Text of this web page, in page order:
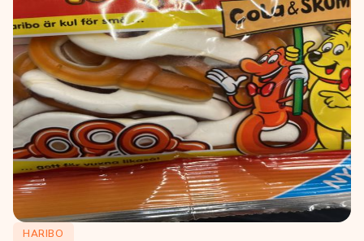
HARIBO